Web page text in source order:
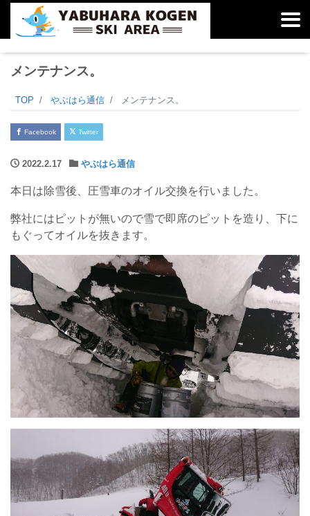
メンテナンス。
TOP やぶはら通信 メンテナンス。
Facebook Twitter
2022.2.17 やぶはら通信
本日は除雪後、圧雪車のオイル交換を行いました。
弊社にはピットが無いので雪で即席のピットを造り、下に
もぐってオイルを抜きます。